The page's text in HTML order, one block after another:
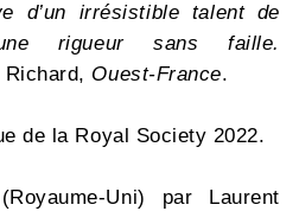
d’un irrésistible talent de
rigueur sans faille.
Ouest-France.
de la Royal Society 2022.
Uni) par Laurent